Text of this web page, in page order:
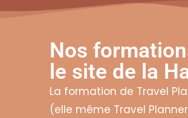
Nos
le site de la
La formation de Travel
(elle même Travel